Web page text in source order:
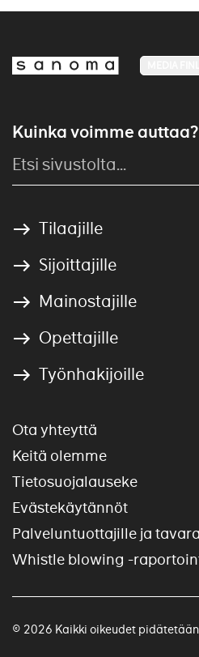
Kuinka voimme auttaa?
Tilaajille
Sijoittajille
Mainostajille
Opettajille
Työnhakijoille
Ota yhteyttä
Keitä olemme
Tietosuojalauseke
Evästekäytännöt
Palveluntuottajille ja
Whistle blowing -
© 2026 Kaikki oikeudet pidätetään